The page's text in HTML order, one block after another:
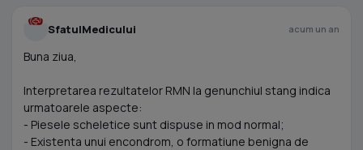
SfatulMedicului acum un an
Buna ziua,
Interpretarea rezultatelor RMN la genunchiul stang indica
urmatoarele aspecte:
- Piesele scheletice sunt dispuse in mod normal;
- Existenta unui encondrom, o formatiune benigna de